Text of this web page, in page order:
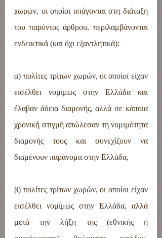
χωρών, οι οποίοι υπάγονται στη διάταξη
του παρόντος άρθρου, περιλαμβάνονται
ενδεικτικά (και όχι εξαντλητικά):
α) πολίτες τρίτων χωρών, οι οποίοι είχαν
εισέλθει νομίμως στην Ελλάδα και
έλαβαν άδεια διαμονής, αλλά σε κάποια
χρονική στιγμή απώλεσαν τη νομιμότητα
διαμονής τους και συνεχίζουν να
διαμένουν παράνομα στην Ελλάδα,
β) πολίτες τρίτων χωρών, οι οποίοι είχαν
εισέλθει νομίμως στην Ελλάδα, αλλά
μετά την λήξη της (εθνικής ή